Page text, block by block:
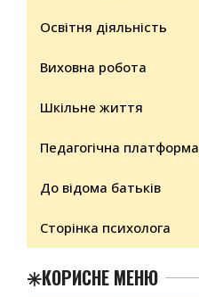
Освітня діяльність
Виховна робота
Шкільне життя
Педагогічна платформа
До відома батьків
Сторінка психолога
✳️КОРИСНЕ МЕНЮ